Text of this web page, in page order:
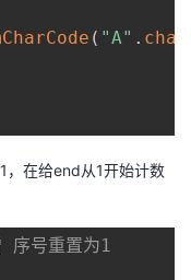
( "A" .
在给end从1开始计数
号重置为1